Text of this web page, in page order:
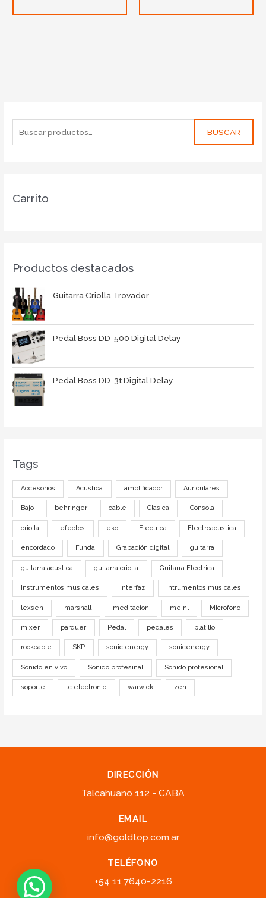
BUSCAR
Carrito
Productos destacados
Guitarra Criolla Trovador
Pedal Boss DD-500 Digital Delay
Pedal Boss DD-3t Digital Delay
Tags
Accesorios Acustica amplificador Auriculares
Bajo behringer cable Clasica Consola
criolla efectos eko Electrica Electroacustica
encordado Funda Grabación digital guitarra
guitarra acustica guitarra criolla Guitarra Electrica
Instrumentos musicales interfaz Intrumentos musicales
lexsen marshall meditacion meinl Microfono
mixer parquer Pedal pedales platillo
rockcable SKP sonic energy sonicenergy
Sonido en vivo Sonido profesinal Sonido profesional
soporte tc electronic warwick zen
DIRECCIÓN
Talcahuano 112 - CABA
EMAIL
info@goldtop.com.ar
TELÉFONO
+54 11 7640-2216